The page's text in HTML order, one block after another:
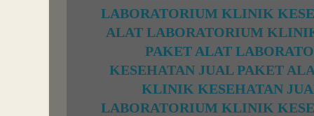
LABORATORIUM KLINIK
ALAT LABORATORIUM
PAKET ALAT
KESEHATAN JUAL PAKET
KLINIK KESEHATAN
LABORATORIUM KLINIK